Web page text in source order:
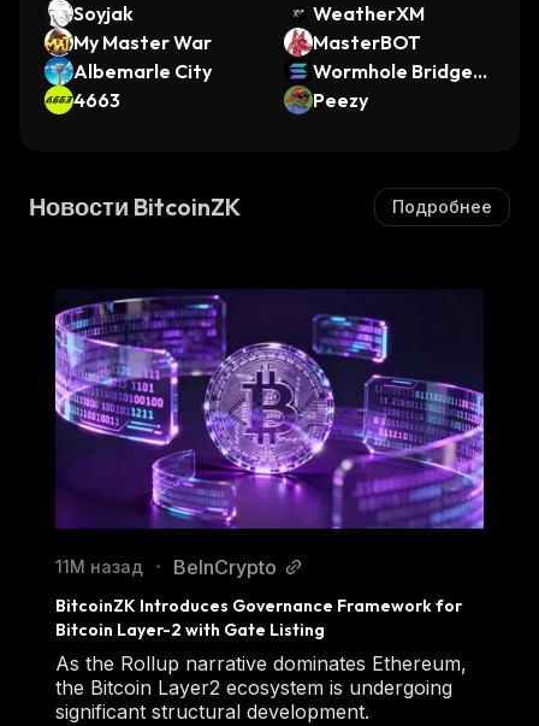
Soyjak
WeatherXM
My Master War
MasterBOT
Albemarle City
Wormhole Bridged
SOL
4663 Peezy
Новости BitcoinZK Подробнее
11М назад • BeInCrypto
BitcoinZK Introduces Governance Framework for
Bitcoin Layer-2 with Gate Listing
As the Rollup narrative dominates Ethereum,
the Bitcoin Layer2 ecosystem is undergoing
significant structural development.